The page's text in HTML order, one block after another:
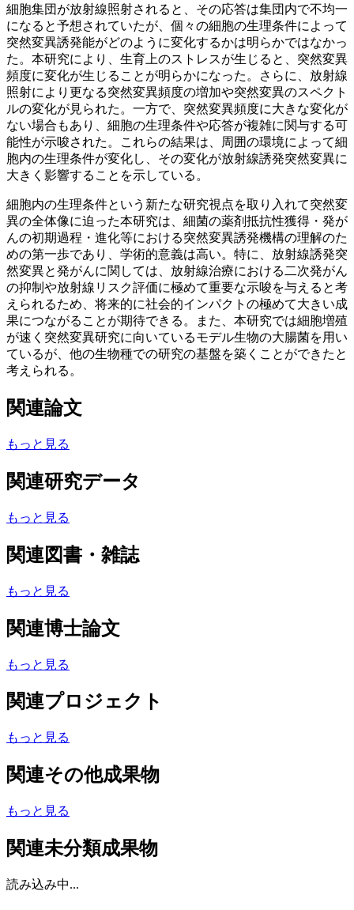
細胞集団が放射線照射されると、その応答は集団内で不均一
になると予想されていたが、個々の細胞の生理条件によって
突然変異誘発能がどのように変化するかは明らかではなかっ
た。本研究により、生育上のストレスが生じると、突然変異
頻度に変化が生じることが明らかになった。さらに、放射線
照射により更なる突然変異頻度の増加や突然変異のスペクト
ルの変化が見られた。一方で、突然変異頻度に大きな変化が
ない場合もあり、細胞の生理条件や応答が複雑に関与する可
能性が示唆された。これらの結果は、周囲の環境によって細
胞内の生理条件が変化し、その変化が放射線誘発突然変異に
大きく影響することを示している。
細胞内の生理条件という新たな研究視点を取り入れて突然変
異の全体像に迫った本研究は、細菌の薬剤抵抗性獲得・発が
んの初期過程・進化等における突然変異誘発機構の理解のた
めの第一歩であり、学術的意義は高い。特に、放射線誘発突
然変異と発がんに関しては、放射線治療における二次発がん
の抑制や放射線リスク評価に極めて重要な示唆を与えると考
えられるため、将来的に社会的インパクトの極めて大きい成
果につながることが期待できる。また、本研究では細胞増殖
が速く突然変異研究に向いているモデル生物の大腸菌を用い
ているが、他の生物種での研究の基盤を築くことができたと
考えられる。
関連論文
もっと見る
関連研究データ
もっと見る
関連図書・雑誌
もっと見る
関連博士論文
もっと見る
関連プロジェクト
もっと見る
関連その他成果物
もっと見る
関連未分類成果物
読み込み中...